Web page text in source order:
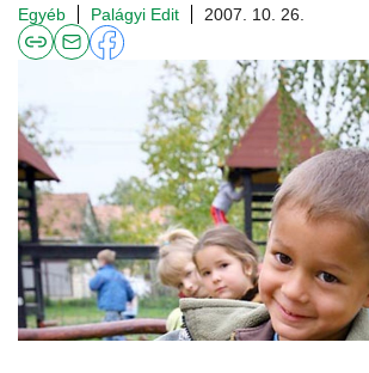
Egyéb Palágyi Edit 2007. 10. 26.